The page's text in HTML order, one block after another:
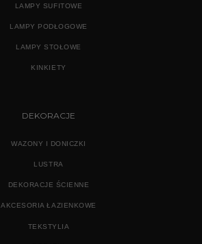
LAMPY SUFITOWE
LAMPY PODŁOGOWE
LAMPY STOŁOWE
KINKIETY
DEKORACJE
WAZONY I DONICZKI
LUSTRA
DEKORACJE ŚCIENNE
AKCESORIA ŁAZIENKOWE
TEKSTYLIA